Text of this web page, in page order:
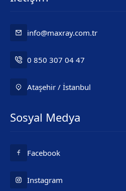
info@maxray.com.tr
0 850 307 04 47
Ataşehir / İstanbul
Sosyal Medya
Facebook
Instagram